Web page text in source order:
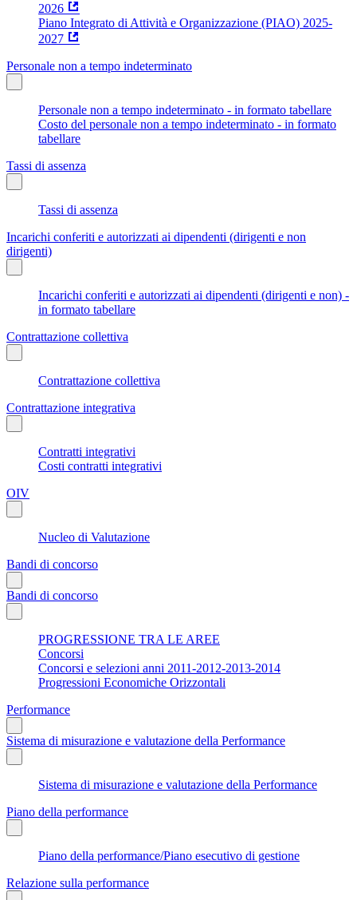
2026
Piano Integrato di Attività e Organizzazione (PIAO) 2025-
2027
Personale non a tempo indeterminato
Personale non a tempo indeterminato - in formato tabellare
Costo del personale non a tempo indeterminato - in formato
tabellare
Tassi di assenza
Tassi di assenza
Incarichi conferiti e autorizzati ai dipendenti (dirigenti e non
dirigenti)
Incarichi conferiti e autorizzati ai dipendenti (dirigenti e non) -
in formato tabellare
Contrattazione collettiva
Contrattazione collettiva
Contrattazione integrativa
Contratti integrativi
Costi contratti integrativi
OIV
Nucleo di Valutazione
Bandi di concorso
Bandi di concorso
PROGRESSIONE TRA LE AREE
Concorsi
Concorsi e selezioni anni 2011-2012-2013-2014
Progressioni Economiche Orizzontali
Performance
Sistema di misurazione e valutazione della Performance
Sistema di misurazione e valutazione della Performance
Piano della performance
Piano della performance/Piano esecutivo di gestione
Relazione sulla performance